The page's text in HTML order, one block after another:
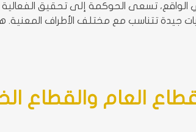
تسعى الحوكمة إلى تحقيق الفعالية
جيدة تتناسب مع مختلف الأطراف المعنية.
العام والقطاع